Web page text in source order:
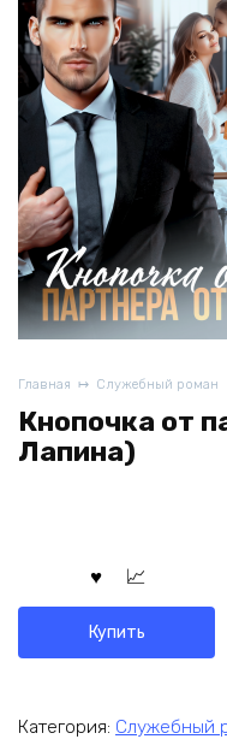
Главная Служебный роман
Кнопочка от
Лапина)
Купить
Категория: Служебный